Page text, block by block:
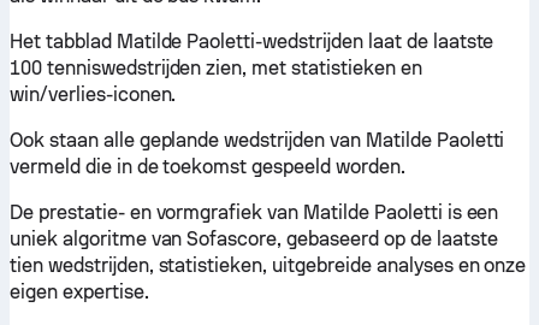
Het tabblad Matilde Paoletti-wedstrijden laat de laatste
100 tenniswedstrijden zien, met statistieken en
win/verlies-iconen.
Ook staan alle geplande wedstrijden van Matilde Paoletti
vermeld die in de toekomst gespeeld worden.
De prestatie- en vormgrafiek van Matilde Paoletti is een
uniek algoritme van Sofascore, gebaseerd op de laatste
tien wedstrijden, statistieken, uitgebreide analyses en onze
eigen expertise.